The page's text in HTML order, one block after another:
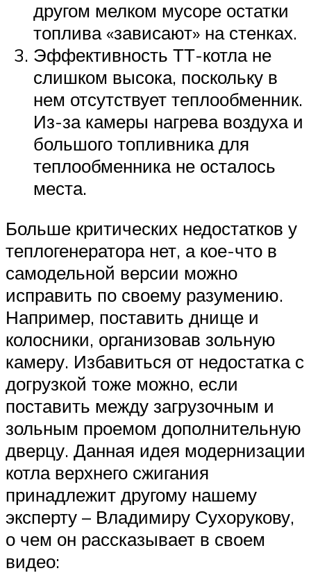
другом мелком мусоре остатки
топлива «зависают» на стенках.
Эффективность ТТ-котла не
слишком высока, поскольку в
нем отсутствует теплообменник.
Из-за камеры нагрева воздуха и
большого топливника для
теплообменника не осталось
места.
Больше критических недостатков у
теплогенератора нет, а кое-что в
самодельной версии можно
исправить по своему разумению.
Например, поставить днище и
колосники, организовав зольную
камеру. Избавиться от недостатка с
догрузкой тоже можно, если
поставить между загрузочным и
зольным проемом дополнительную
дверцу. Данная идея модернизации
котла верхнего сжигания
принадлежит другому нашему
эксперту – Владимиру Сухорукову,
о чем он рассказывает в своем
видео: